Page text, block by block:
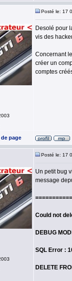
Posté le: 17
Desolé pour
vis des
Concernant
créer un
comptes
page
Posté le: 17
Un petit bug
message
Could not
DEBUG
SQL Error :
DELETE